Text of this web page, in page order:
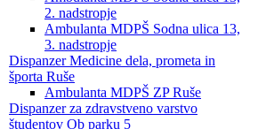
2. nadstropje
Ambulanta MDPŠ Sodna ulica 13,
3. nadstropje
Dispanzer Medicine dela, prometa in
športa Ruše
Ambulanta MDPŠ ZP Ruše
Dispanzer za zdravstveno varstvo
študentov Ob parku 5